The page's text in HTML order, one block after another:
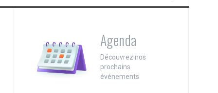
Agenda
Découvrez nos
prochains
événements